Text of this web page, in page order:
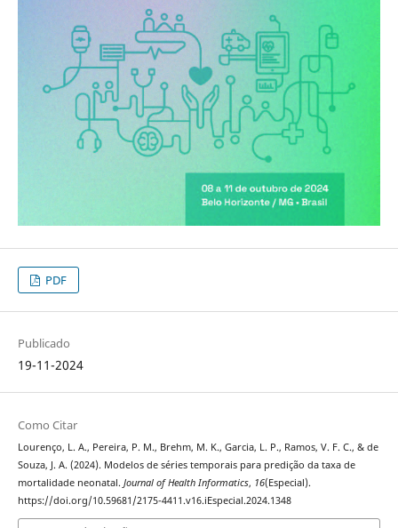
PDF
Publicado
19-11-2024
Como Citar
Lourenço, L. A., Pereira, P. M., Brehm, M. K., Garcia, L. P., Ramos, V. F. C., & de
Souza, J. A. (2024). Modelos de séries temporais para predição da taxa de
mortalidade neonatal. Journal of Health Informatics, 16(Especial).
https://doi.org/10.59681/2175-4411.v16.iEspecial.2024.1348